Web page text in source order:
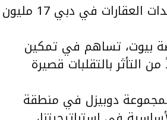
العقارية في الإمارات إظهار مرونة قوية، حيث تجاوز عدد مشاهدات العقارات في دبي 17 مليون
استخدام تتجاوز 65% على منصة بيوت، تساهم في تمكين
التأثر بالتقلبات قصيرة
لمجموعة دوبيزل في منطقة